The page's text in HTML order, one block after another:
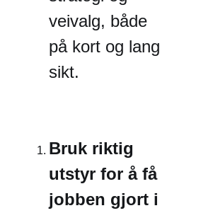
veivalg, både
på kort og lang
sikt.
Bruk riktig
utstyr for å få
jobben gjort i